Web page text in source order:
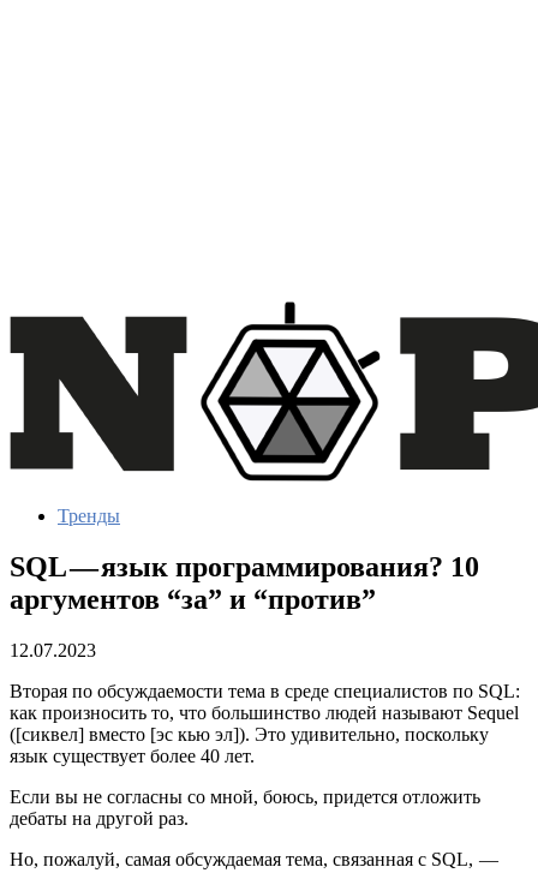
Тренды
SQL — язык программирования? 10
аргументов “за” и “против”
12.07.2023
Вторая по обсуждаемости тема в среде специалистов по SQL:
как произносить то, что большинство людей называют Sequel
([сиквел] вместо [эс кью эл]). Это удивительно, поскольку
язык существует более 40 лет.
Если вы не согласны со мной, боюсь, придется отложить
дебаты на другой раз.
Но, пожалуй, самая обсуждаемая тема, связанная с SQL, —